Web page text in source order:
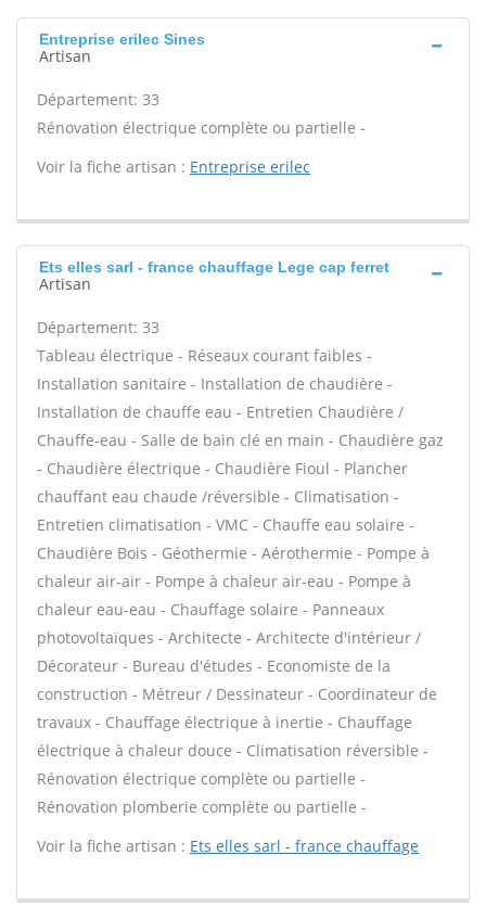
Entreprise erilec Sines
Artisan
Département: 33
Rénovation électrique complète ou partielle -
Voir la fiche artisan : Entreprise erilec
Ets elles sarl - france chauffage Lege cap ferret
Artisan
Département: 33
Tableau électrique - Réseaux courant faibles -
Installation sanitaire - Installation de chaudière -
Installation de chauffe eau - Entretien Chaudière /
Chauffe-eau - Salle de bain clé en main - Chaudière gaz
- Chaudière électrique - Chaudière Fioul - Plancher
chauffant eau chaude /réversible - Climatisation -
Entretien climatisation - VMC - Chauffe eau solaire -
Chaudière Bois - Géothermie - Aérothermie - Pompe à
chaleur air-air - Pompe à chaleur air-eau - Pompe à
chaleur eau-eau - Chauffage solaire - Panneaux
photovoltaïques - Architecte - Architecte d'intérieur /
Décorateur - Bureau d'études - Economiste de la
construction - Métreur / Dessinateur - Coordinateur de
travaux - Chauffage électrique à inertie - Chauffage
électrique à chaleur douce - Climatisation réversible -
Rénovation électrique complète ou partielle -
Rénovation plomberie complète ou partielle -
Voir la fiche artisan : Ets elles sarl - france chauffage